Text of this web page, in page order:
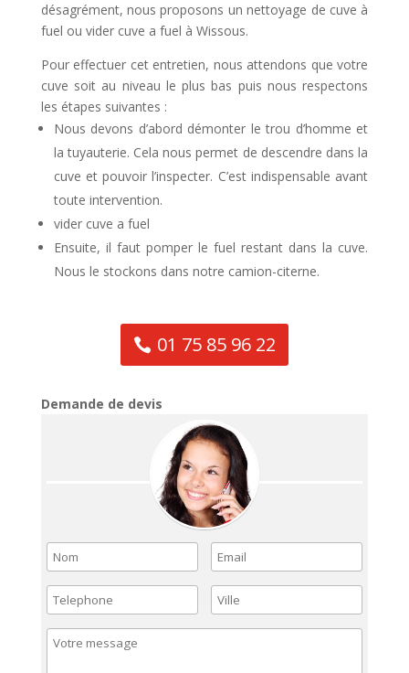
désagrément, nous proposons un nettoyage de cuve à
fuel ou vider cuve a fuel à Wissous.
Pour effectuer cet entretien, nous attendons que votre
cuve soit au niveau le plus bas puis nous respectons
les étapes suivantes :
Nous devons d’abord démonter le trou d’homme et
la tuyauterie. Cela nous permet de descendre dans la
cuve et pouvoir l’inspecter. C’est indispensable avant
toute intervention.
vider cuve a fuel
Ensuite, il faut pomper le fuel restant dans la cuve.
Nous le stockons dans notre camion-citerne.
01 75 85 96 22
Demande de devis